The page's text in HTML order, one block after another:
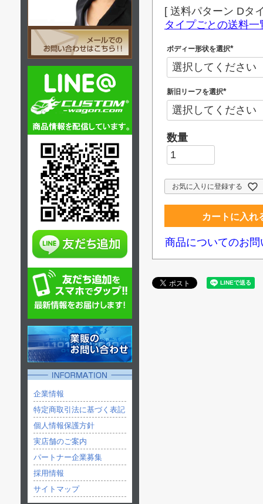
企業情報
特定商取引法に基づく表記
個人情報保護方針
実店舗のご案内
パートナー企業募集
採用情報
サイトマップ
送料パターン Dタ
タイプごとの送料一
ボディー形状を選択
(
必
須
)
新旧リーフを選択
(
必
須
)
お気に入りに登録する
カートに入れ
商品についてのお問